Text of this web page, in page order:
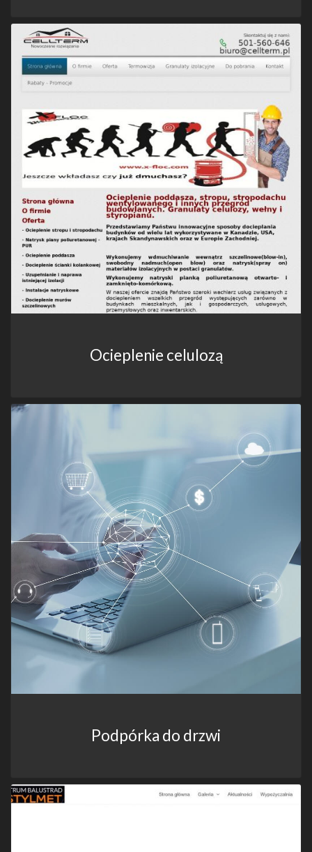
Ocieplenie celulozą
Podpórka do drzwi